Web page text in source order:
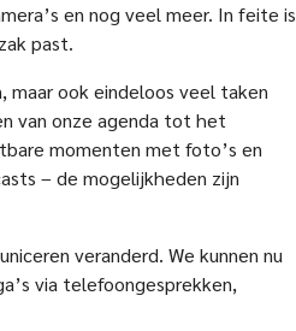
en nog veel meer. In feite is
past.
maar ook eindeloos veel taken
van onze agenda tot het
momenten met foto’s en
– de mogelijkheden zijn
veranderd. We kunnen nu
via telefoongesprekken,